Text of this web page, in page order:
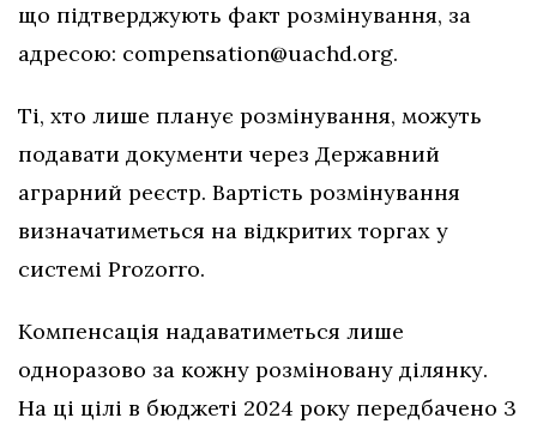
що підтверджують факт розмінування, за
адресою: compensation@uachd.org.
Ті, хто лише планує розмінування, можуть
подавати документи через Державний
аграрний реєстр. Вартість розмінування
визначатиметься на відкритих торгах у
системі Prozorro.
Компенсація надаватиметься лише
одноразово за кожну розміновану ділянку.
На ці цілі в бюджеті 2024 року передбачено 3